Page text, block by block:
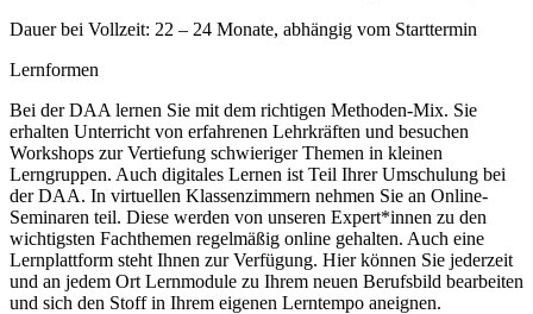
Dauer bei Vollzeit: 22 – 24 Monate, abhängig vom Starttermin
Lernformen
Bei der DAA lernen Sie mit dem richtigen Methoden-Mix. Sie
erhalten Unterricht von erfahrenen Lehrkräften und besuchen
Workshops zur Vertiefung schwieriger Themen in kleinen
Lerngruppen. Auch digitales Lernen ist Teil Ihrer Umschulung bei
der DAA. In virtuellen Klassenzimmern nehmen Sie an Online-
Seminaren teil. Diese werden von unseren Expert*innen zu den
wichtigsten Fachthemen regelmäßig online gehalten. Auch eine
Lernplattform steht Ihnen zur Verfügung. Hier können Sie jederzeit
und an jedem Ort Lernmodule zu Ihrem neuen Berufsbild bearbeiten
und sich den Stoff in Ihrem eigenen Lerntempo aneignen.